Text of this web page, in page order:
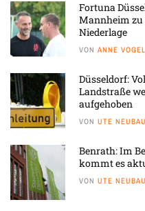
Fortuna
Mannheim zu
Niederlage
VON ANNE VOGEL
Düsseldorf:
Landstraße
aufgehoben
VON UTE
Benrath: Im
kommt es
VON UTE